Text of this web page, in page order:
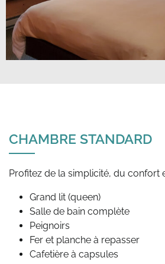
CHAMBRE STANDARD
Grand lit (queen)
Salle de bain complète
Peignoirs
Fer et planche à repasser
Cafetière à capsules